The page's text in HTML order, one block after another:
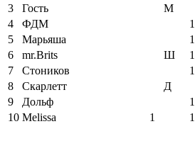
3
Гость
М
4
ФДМ
5
Марьяша
6
mr.Brits Ш
7
Стоников
8
Скарлетт
Д
9
Дольф
10 Melissa 1